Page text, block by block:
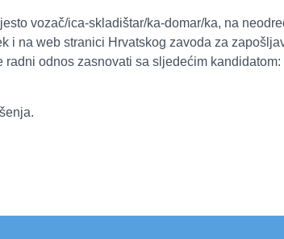
vozač/ica-skladištar/ka-domar/ka, na
i na web stranici Hrvatskog zavoda za
odnos zasnovati sa sljedećim kandidatom:
PREDSJEDNIK
Josip